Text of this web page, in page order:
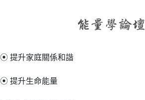
能量學論壇
⦿ 提升家庭關係和諧
⦿ 提升生命能量